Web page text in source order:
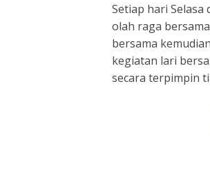
Setiap hari
olah raga
bersama
kegiatan lari
secara terpimpin